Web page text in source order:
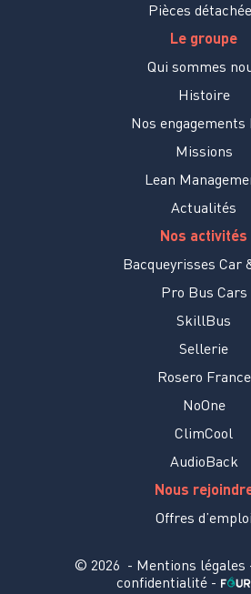
Pièces
Le groupe
Qui sommes
Histoire
Nos engagements
Missions
Lean
Actualités
Nos activités
Bacqueyrisses Car
Pro Bus Cars
SkillBus
Sellerie
Rosero France
NoOne
ClimCool
AudioBack
Nous
Offres d’emploi
© 2026 - Mentions légales
confidentialité-